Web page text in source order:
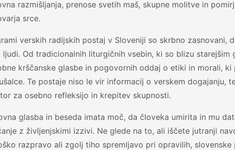
razmišljanja, prenose svetih maš, skupne molitve in
srce.
verskih radijskih postaj v Sloveniji so skrbno zasnovani,
ljudi. Od tradicionalnih liturgičnih vsebin, ki so blizu starejšim
krščanske glasbe in pogovornih oddaj o etiki in morali, ki
Te postaje niso le vir informacij o verskem dogajanju,
za osebno refleksijo in krepitev skupnosti.
glasba in beseda imata moč, da človeka umirita in mu
z življenjskimi izzivi. Ne glede na to, ali iščete jutranji
razpravo ali zgolj tiho spremljavo pri opravilih, slovenske